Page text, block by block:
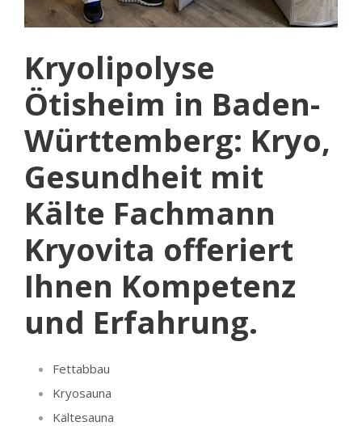
Kryolipolyse
Ötisheim in Baden-
Württemberg: Kryo,
Gesundheit mit
Kälte Fachmann
Kryovita offeriert
Ihnen Kompetenz
und Erfahrung.
Fettabbau
Kryosauna
Kältesauna